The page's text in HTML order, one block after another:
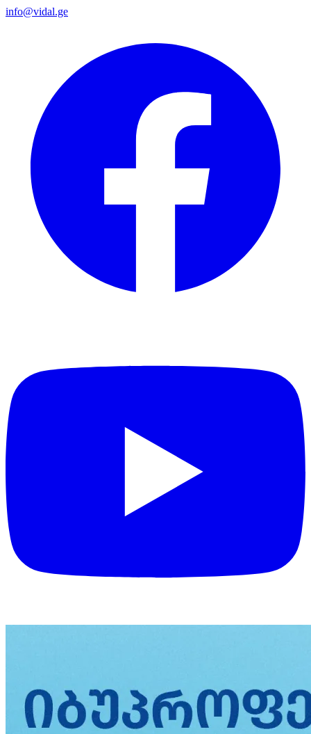
info@vidal.ge